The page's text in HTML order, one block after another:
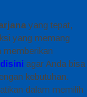
yang tepat,
yang memang
memberikan
agar Anda bisa
kebutuhan.
dalam memilih